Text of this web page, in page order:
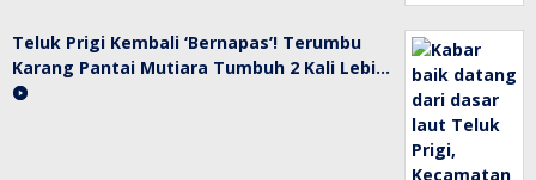
Teluk Prigi Kembali ‘Bernapas’! Terumbu
Karang Pantai Mutiara Tumbuh 2 Kali Lebi…